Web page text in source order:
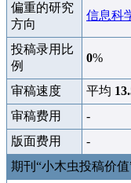
偏重的研究
方向
信息科
投稿录用比
例
0%
审稿速度 平均
审稿费用
-
版面费用
-
期刊“小木虫投稿价